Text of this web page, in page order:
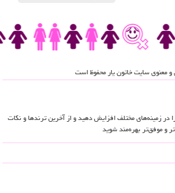
در زمینه‌های مختلف افزایش دهید و از آخرین ترندها و نکات
و موفق‌تر بهره‌مند شوید